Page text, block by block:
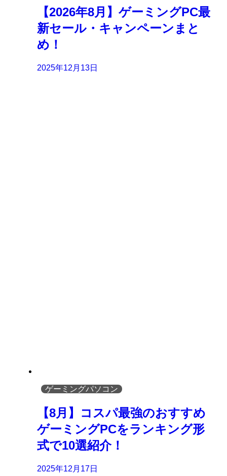
【2026年8月】ゲーミングPC最
新セール・キャンペーンまと
め！
2025年12月13日
ゲーミングパソコン
【8月】コスパ最強のおすすめ
ゲーミングPCをランキング形
式で10選紹介！
2025年12月17日